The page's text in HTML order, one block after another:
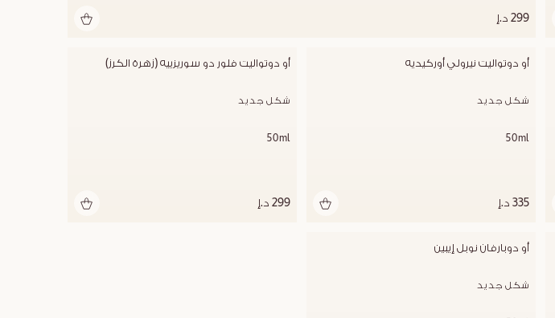
299 د.إ
أو دوتواليت نيرولي أوركيديه
شكل جديد
50ml
335 د.إ
أو دوتواليت فلور دو سوريزييه (زهرة الكرز)
شكل جديد
50ml
299 د.إ
أو دوبارفان نوبل إيبين
شكل جديد